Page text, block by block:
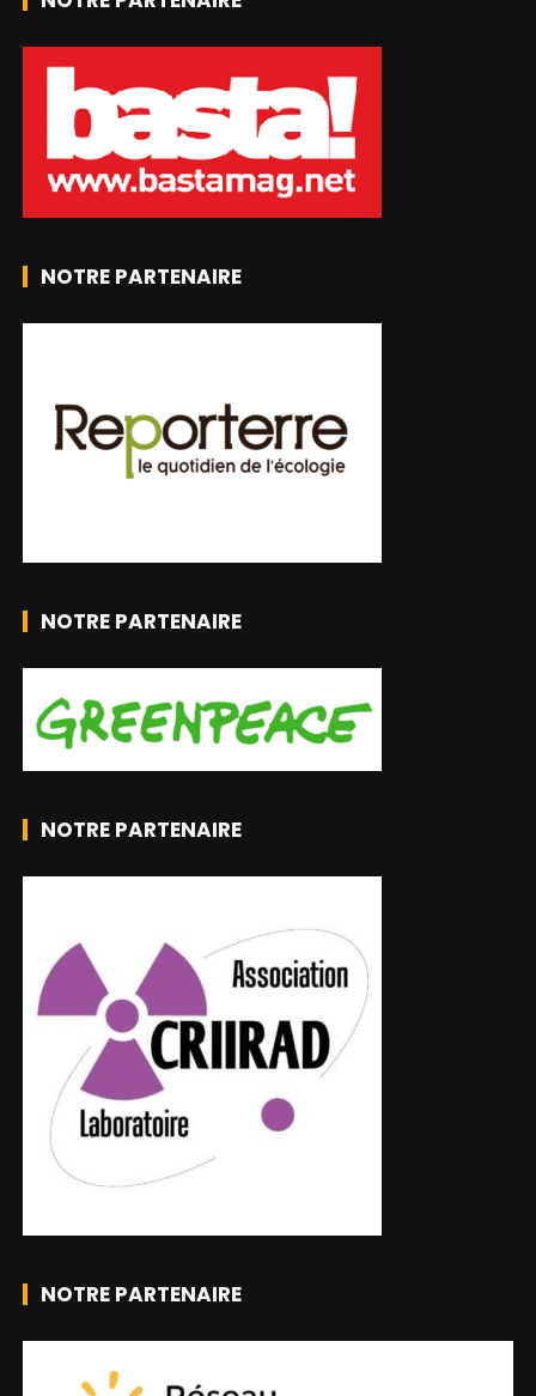
NOTRE PARTENAIRE
NOTRE PARTENAIRE
NOTRE PARTENAIRE
NOTRE PARTENAIRE